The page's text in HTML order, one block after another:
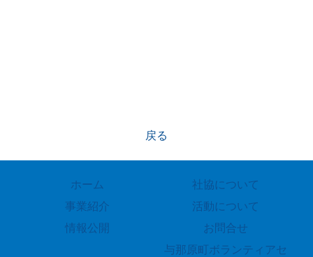
戻る
ホーム
社協について
事業紹介
活動について
情報公開
お問合せ
与那原町ボランティアセ